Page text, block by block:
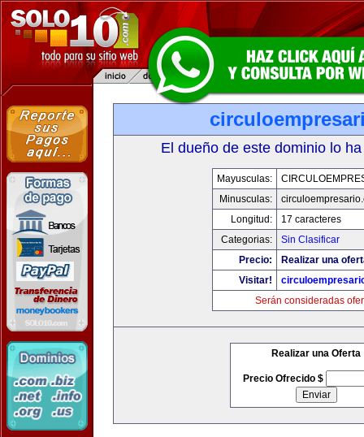
El dueño de este dominio lo
Mayusculas:
Minusculas:
Longitud:
17 caracteres
Categorias:
Sin Clasificar
Precio:
Realizar una
Visitar!
Serán consideradas
Realizar una Oferta
Precio Ofrecido $